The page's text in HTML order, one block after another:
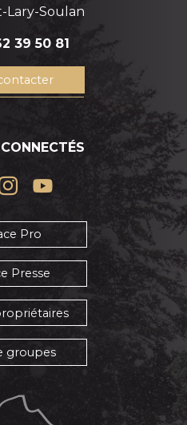
Lary-Soulan
39 50 81
Pro
Presse
groupes